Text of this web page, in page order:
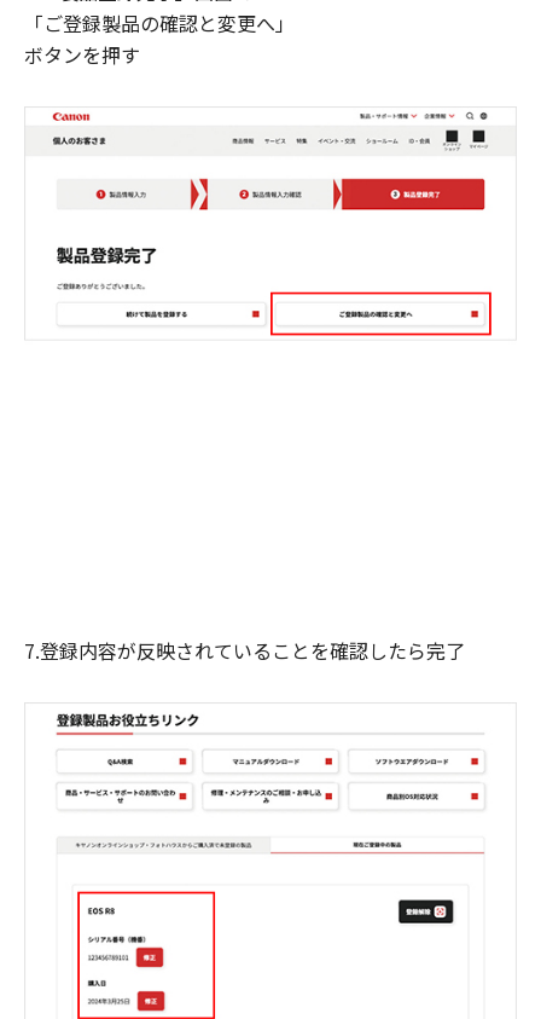
「ご登録製品の確認と変更へ」
ボタンを押す
7.登録内容が反映されていることを確認したら完了